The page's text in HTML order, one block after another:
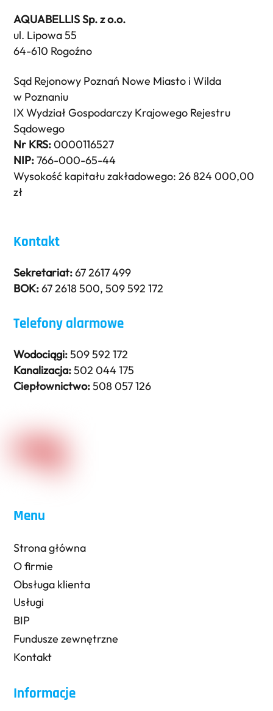
AQUABELLIS Sp. z o.o.
ul. Lipowa 55
64-610 Rogoźno
Sąd Rejonowy Poznań Nowe Miasto i Wilda
w Poznaniu
IX Wydział Gospodarczy Krajowego Rejestru
Sądowego
Nr KRS:0000116527
NIP:766-000-65-44
Wysokość kapitału zakładowego: 26 824 000,00
zł
Kontakt
Sekretariat:67 2617 499
BOK:67 2618 500,509 592 172
Telefony alarmowe
Wodociągi:509 592 172
Kanalizacja:502 044 175
Ciepłownictwo:508 057 126
Menu
Strona główna
O firmie
Obsługa klienta
Usługi
BIP
Fundusze zewnętrzne
Kontakt
Informacje